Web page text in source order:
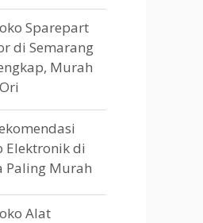
Sparepart
di Semarang
Murah
Elektronik di
Paling Murah
Alat